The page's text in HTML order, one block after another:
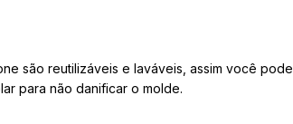
são reutilizáveis e laváveis, assim você
para não danificar o molde.